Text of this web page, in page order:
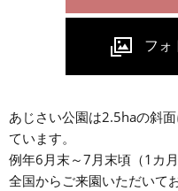
あじさい公園は2.5haの斜
ています。
例年6月末～7月末頃（1カ
全国からご来園いただいて